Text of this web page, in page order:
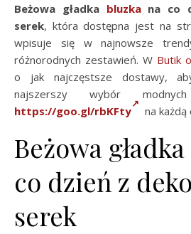
Beżowa gładka bluzkana co
serek, która dostępna jest na
wpisuje się w najnowsze
różnorodnych zestawień. W Butik
o jak najczęstsze dostawy,
najszerszy wybór
https://goo.gl/rbKFty
na każdą
Beżowa
co dzień z
serek